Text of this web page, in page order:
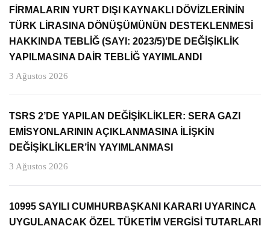
FİRMALARIN YURT DIŞI KAYNAKLI DÖVİZLERİNİN
TÜRK LİRASINA DÖNÜŞÜMÜNÜN DESTEKLENMESİ
HAKKINDA TEBLİĞ (SAYI: 2023/5)’DE DEĞİŞİKLİK
YAPILMASINA DAİR TEBLİĞ YAYIMLANDI
3 Ağustos 2026
TSRS 2’DE YAPILAN DEĞİŞİKLİKLER: SERA GAZI
EMİSYONLARININ AÇIKLANMASINA İLİŞKİN
DEĞİŞİKLİKLER’İN YAYIMLANMASI
3 Ağustos 2026
10995 SAYILI CUMHURBAŞKANI KARARI UYARINCA
UYGULANACAK ÖZEL TÜKETİM VERGİSİ TUTARLARI